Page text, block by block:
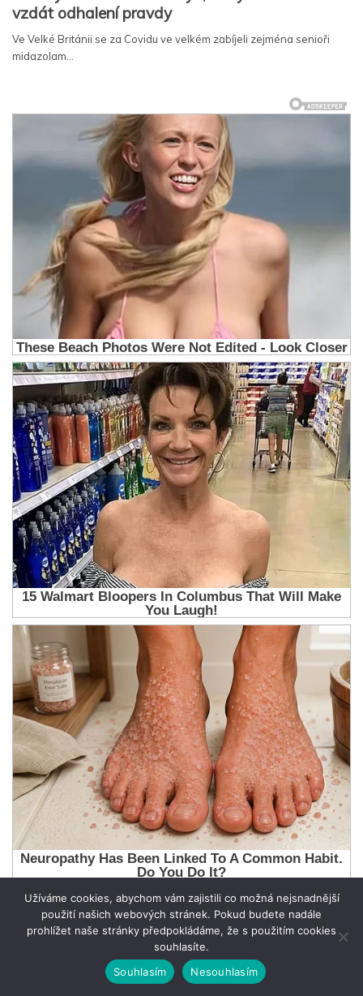
Užíváme cookies, abychom vám zajistili co možná nejsnadnější
použití našich webových stránek. Pokud budete nadále
prohlížet naše stránky předpokládáme, že s použitím cookies
souhlasíte.
Souhlasím
Nesouhlasím